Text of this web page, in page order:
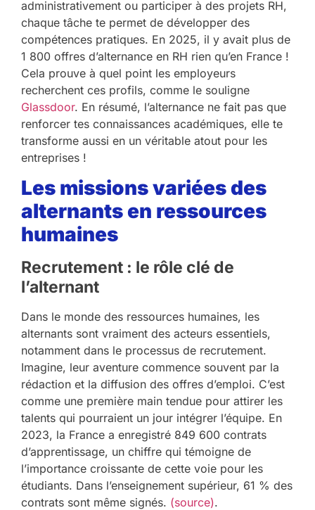
administrativement ou participer à des projets RH,
chaque tâche te permet de développer des
compétences pratiques. En 2025, il y avait plus de
1 800 offres d’alternance en RH rien qu’en France !
Cela prouve à quel point les employeurs
recherchent ces profils, comme le souligne
Glassdoor. En résumé, l’alternance ne fait pas que
renforcer tes connaissances académiques, elle te
transforme aussi en un véritable atout pour les
entreprises !
Les missions variées des
alternants en ressources
humaines
Recrutement : le rôle clé de
l’alternant
Dans le monde des ressources humaines, les
alternants sont vraiment des acteurs essentiels,
notamment dans le processus de recrutement.
Imagine, leur aventure commence souvent par la
rédaction et la diffusion des offres d’emploi. C’est
comme une première main tendue pour attirer les
talents qui pourraient un jour intégrer l’équipe. En
2023, la France a enregistré 849 600 contrats
d’apprentissage, un chiffre qui témoigne de
l’importance croissante de cette voie pour les
étudiants. Dans l’enseignement supérieur, 61 % des
contrats sont même signés. (source).